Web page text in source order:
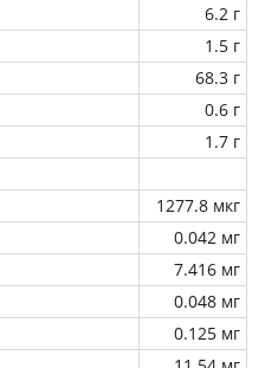
6.2 г
1.5 г
68.3 г
0.6 г
1.7 г
1277.8 мкг
0.042 мг
7.416 мг
0.048 мг
0.125 мг